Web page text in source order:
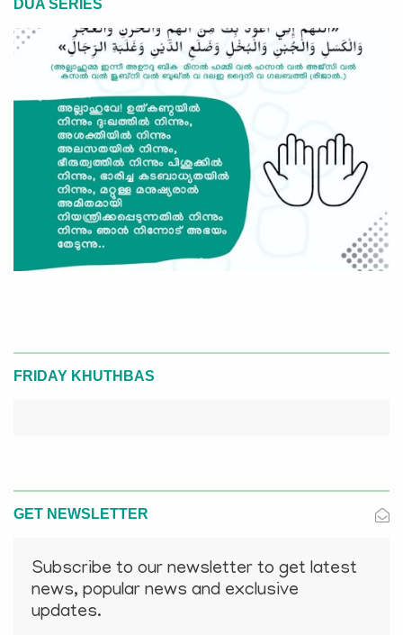
DUA SERIES
FRIDAY KHUTHBAS
GET NEWSLETTER
Subscribe to our newsletter to get latest
news, popular news and exclusive
updates.